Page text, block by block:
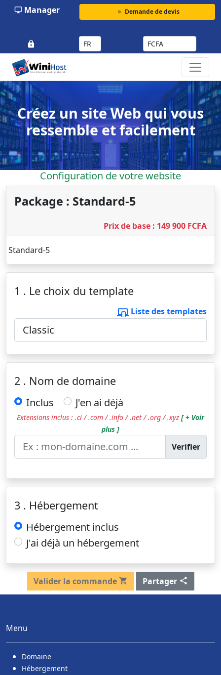
Manager Demande de devis
Créez un site Web qui vous
ressemble et facilement
Configuration de votre website
Package : Standard-5
Prix de base : 149 900 FCFA
Standard-5
1 . Le choix du template
Liste des templates
2 . Nom de domaine
Inclus J'en ai déjà
Extensions inclus : .ci / .com / .info / .net / .org / .xyz [ + Voir
plus ]
Verifier
3 . Hébergement
Hébergement inclus
J'ai déjà un hébergement
Valider la commande Partager
Menu
Domaine
Hébergement